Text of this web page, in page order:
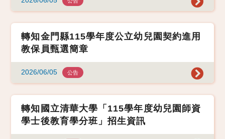
轉知金門縣115學年度公立幼兒園契約進用
教保員甄選簡章
2026/06/05 公告
轉知國立清華大學「115學年度幼兒園師資
學士後教育學分班」招生資訊